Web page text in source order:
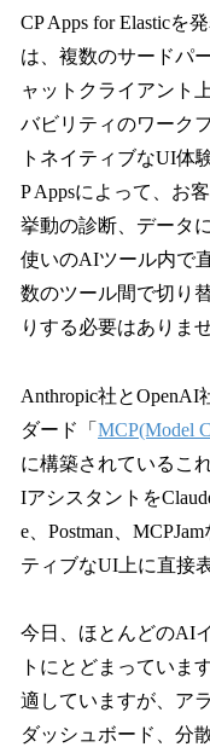
CP Apps for Elasticを
は、複数のサードパ
ャットクライアント
バビリティのワーク
トネイティブなUI体
P Appsによって、お
挙動の診断、データ
使いのAIツール内で
数のツール間で切り
りする必要はありませ
Anthropic社と
ダード「 MCP(Model
に構築されているこ
Iアシスタントを
e、Postman、
ティブなUI上に直接
今日、ほとんどのAI
トにとどまっていま
適していますが、ア
ダッシュボード、分